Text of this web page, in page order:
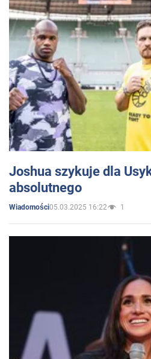
Joshua szykuje dla
absolutnego
Wiadomości05.03.2025 16:22 1